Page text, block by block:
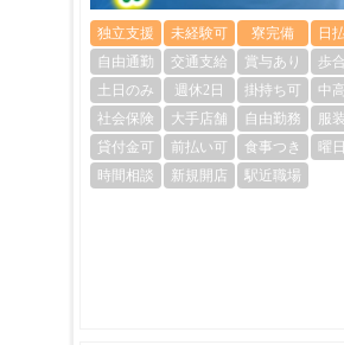
独立支援 未経験可 寮完備
日
自由通勤
交通支給 賞与あり
歩
土日のみ
週休2日 掛持ち可
中
社会保険
大手店舗 自由勤務
服
貸付金可
前払い可 食事つき
曜
時間相談
新規開店 駅近職場